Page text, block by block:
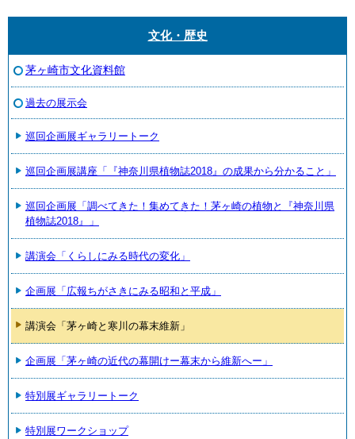
文化・歴史
茅ヶ崎市文化資料館
過去の展示会
巡回企画展ギャラリートーク
巡回企画展講座「『神奈川県植物誌2018』の成果から分かること」
巡回企画展「調べてきた！集めてきた！茅ヶ崎の植物と『神奈川県
植物誌2018』」
講演会「くらしにみる時代の変化」
企画展「広報ちがさきにみる昭和と平成」
講演会「茅ヶ崎と寒川の幕末維新」
企画展「茅ヶ崎の近代の幕開けー幕末から維新へー」
特別展ギャラリートーク
特別展ワークショップ